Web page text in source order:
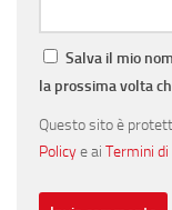
Salva il mio
la prossima volta
Questo sito è
Policye ai Termini